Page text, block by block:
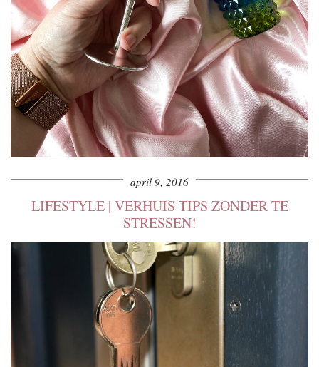
april 9, 2016
LIFESTYLE | VERHUIS TIPS ZONDER TE
STRESSEN!